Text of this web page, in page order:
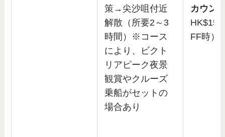
策→尖沙咀付近
解散（所要2～3
時間）※コース
により、ビクト
リアピーク夜景
観賞やクルーズ
乗船がセットの
場合あり
カウン
FF時）